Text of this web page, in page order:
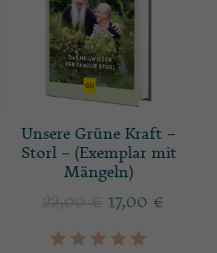
Unsere Grüne Kraft –
Storl – (Exemplar mit
Mängeln)
17,00 €